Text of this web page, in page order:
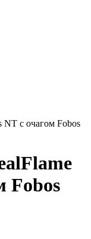
NT с очагом Fobos
Fobos